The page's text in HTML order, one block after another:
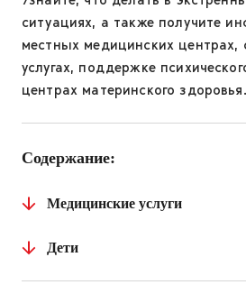
ситуациях, а также получите
местных медицинских центрах,
услугах, поддержке
центрах материнского здоровья.
Содержание:
Медицинские услуги
Дети